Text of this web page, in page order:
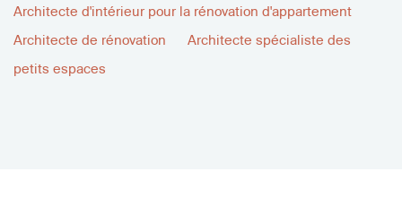
Architecte d'intérieur pour la rénovation d'appartement
Architecte de rénovation
Architecte spécialiste des
petits espaces